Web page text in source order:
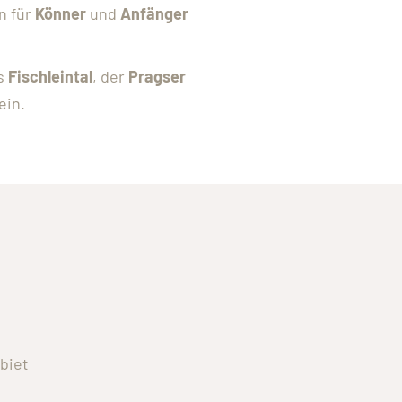
für Könner und Anfänger
Fischleintal, der Pragser